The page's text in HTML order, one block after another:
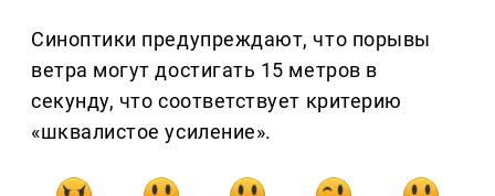
Синоптики предупреждают, что порывы
ветра могут достигать 15 метров в
секунду, что соответствует критерию
«шквалистое усиление».